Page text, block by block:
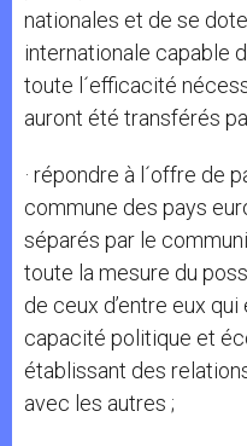
nationales et de se
internationale capable
toute l´efficacité
auront été transférés
· répondre à l´offre de
commune des pays
séparés par le
toute la mesure du
de ceux d’entre eux
capacité politique et
établissant des
avec les autres ;